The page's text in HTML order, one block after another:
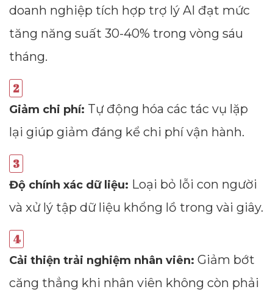
doanh nghiệp tích hợp trợ lý AI đạt mức
tăng năng suất 30-40% trong vòng sáu
tháng.
Giảm chi phí: Tự động hóa các tác vụ lặp
lại giúp giảm đáng kể chi phí vận hành.
Độ chính xác dữ liệu: Loại bỏ lỗi con người
và xử lý tập dữ liệu khổng lồ trong vài giây.
Cải thiện trải nghiệm nhân viên: Giảm bớt
căng thẳng khi nhân viên không còn phải